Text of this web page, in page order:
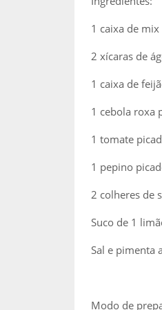
1 caixa de
2 xícaras de
1 caixa de
1 cebola roxa
1 tomate
1 pepino
2 colheres de
Suco de 1
Sal e pimenta
Modo de